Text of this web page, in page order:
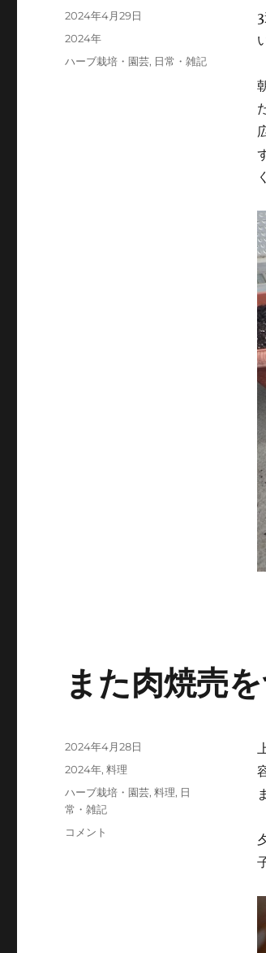
投
2024年4月29日
カ
2024年
タ
ハーブ栽培・園芸, 日常・雑記
また肉焼売
投
2024年4月28日
カ
ゴ
ー
2024年,料理
タ
グ
ハーブ栽培・園芸,料理, 日
常・雑記
ま
コメント